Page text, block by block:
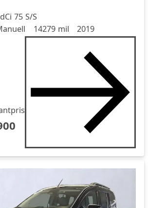
75 S/S
14279 mil 2019